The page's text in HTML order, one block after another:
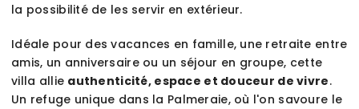
la possibilité de les servir en extérieur.
Idéale pour des vacances en famille, une retraite entre
amis, un anniversaire ou un séjour en groupe, cette
villa allie authenticité, espace et douceur de vivre.
Un refuge unique dans la Palmeraie, où l'on savoure le